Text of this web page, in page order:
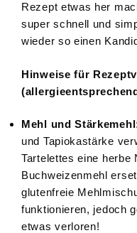
Rezept etwas her
super schnell und
wieder so einen
Hinweise für
Mehl und
und Tapiokastärke
Tartelettes eine herbe
Buchweizenmehl
glutenfreie
funktionieren, jedoch
etwas verloren!